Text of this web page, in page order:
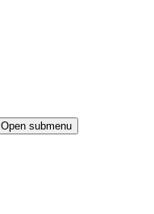
Open submenu